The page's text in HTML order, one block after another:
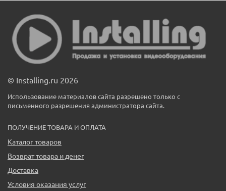
© Installing.ru 2026
Использование материалов сайта разрешено только с
письменного разрешения администратора сайта.
ПОЛУЧЕНИЕ ТОВАРА И ОПЛАТА
Каталог товаров
Возврат товара и денег
Доставка
Условия оказания услуг